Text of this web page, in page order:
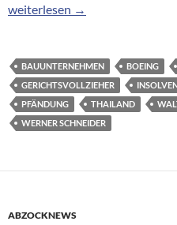
Gerichtsvollzieher am
weiterlesen →
BAUUNTERNEHMEN BOEING
GERICHTSVOLLZIEHER
PFÄNDUNG
THAILAND
WERNER SCHNEIDER
ABZOCKNEWS